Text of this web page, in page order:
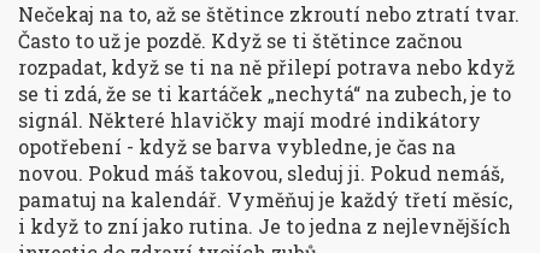
Nečekaj na to, až se štětince zkroutí nebo ztratí tvar.
Často to už je pozdě. Když se ti štětince začnou
rozpadat, když se ti na ně přilepí potrava nebo když
se ti zdá, že se ti kartáček „nechytá“ na zubech, je to
signál. Některé hlavičky mají modré indikátory
opotřebení - když se barva vybledne, je čas na
novou. Pokud máš takovou, sleduj ji. Pokud nemáš,
pamatuj na kalendář. Vyměňuj je každý třetí měsíc,
i když to zní jako rutina. Je to jedna z nejlevnějších